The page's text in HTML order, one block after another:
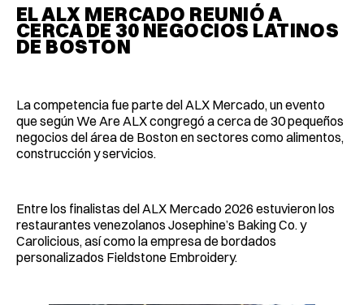
EL ALX MERCADO REUNIÓ A
CERCA DE 30 NEGOCIOS LATINOS
DE BOSTON
La competencia fue parte del ALX Mercado, un evento
que según We Are ALX congregó a cerca de 30 pequeños
negocios del área de Boston en sectores como alimentos,
construcción y servicios.
Entre los finalistas del ALX Mercado 2026 estuvieron los
restaurantes venezolanos Josephine’s Baking Co. y
Carolicious, así como la empresa de bordados
personalizados Fieldstone Embroidery.